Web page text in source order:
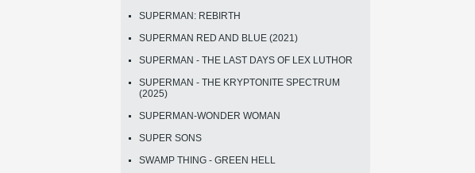
SUPERMAN: REBIRTH
SUPERMAN RED AND BLUE (2021)
SUPERMAN - THE LAST DAYS OF LEX LUTHOR
SUPERMAN - THE KRYPTONITE SPECTRUM
(2025)
SUPERMAN-WONDER WOMAN
SUPER SONS
SWAMP THING - GREEN HELL